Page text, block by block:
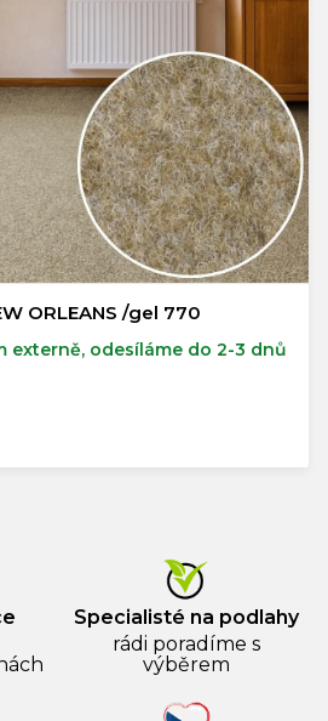
ORLEANS /gel 770
externě, odesíláme do 2-3 dnů
Specialisté na podlahy
rádi poradíme s
výběrem